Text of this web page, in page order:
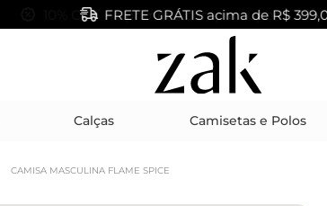
FRETE GRÁTIS acima de R$
Calças Camisetas e Polos
CAMISA MASCULINA FLAME SPICE